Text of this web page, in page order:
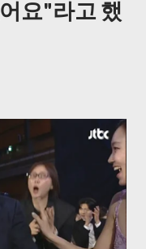
요"라고 했